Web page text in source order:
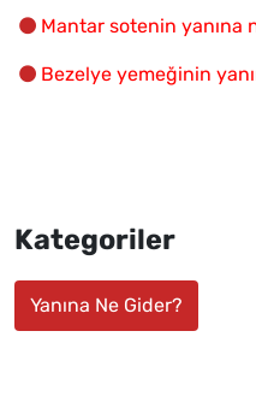
Mantar sotenin yanına
Bezelye yemeğinin
Kategoriler
Yanına Ne Gider?